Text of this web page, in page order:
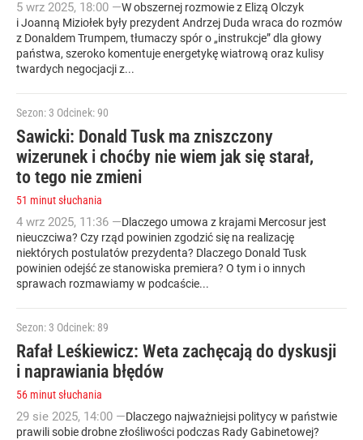
5 wrz 2025, 18:00 —W obszernej rozmowie z Elizą Olczyk
i Joanną Miziołek były prezydent Andrzej Duda wraca do rozmów
z Donaldem Trumpem, tłumaczy spór o „instrukcje” dla głowy
państwa, szeroko komentuje energetykę wiatrową oraz kulisy
twardych negocjacji z...
Sezon: 3 Odcinek: 90
Sawicki: Donald Tusk ma zniszczony
wizerunek i choćby nie wiem jak się starał,
to tego nie zmieni
51 minut słuchania
4 wrz 2025, 11:36 —Dlaczego umowa z krajami Mercosur jest
nieuczciwa? Czy rząd powinien zgodzić się na realizację
niektórych postulatów prezydenta? Dlaczego Donald Tusk
powinien odejść ze stanowiska premiera? O tym i o innych
sprawach rozmawiamy w podcaście...
Sezon: 3 Odcinek: 89
Rafał Leśkiewicz: Weta zachęcają do dyskusji
i naprawiania błędów
56 minut słuchania
29 sie 2025, 14:00 —Dlaczego najważniejsi politycy w państwie
prawili sobie drobne złośliwości podczas Rady Gabinetowej?